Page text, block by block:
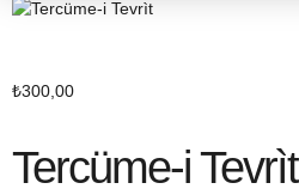
₺300,00
Tercüme-i Tevrìt